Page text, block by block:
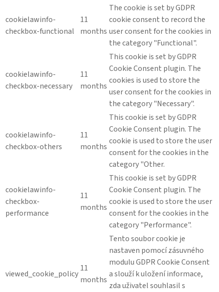
cookielawinfo-
checkbox-functional
11
months
The cookie is set by GDPR
cookie consent to record the
user consent for the cookies in
the category "Functional".
cookielawinfo-
checkbox-necessary
11
months
This cookie is set by GDPR
Cookie Consent plugin. The
cookies is used to store the
user consent for the cookies in
the category "Necessary".
cookielawinfo-
checkbox-others
11
months
This cookie is set by GDPR
Cookie Consent plugin. The
cookie is used to store the user
consent for the cookies in the
category "Other.
cookielawinfo-
checkbox-
performance
11
months
This cookie is set by GDPR
Cookie Consent plugin. The
cookie is used to store the user
consent for the cookies in the
category "Performance".
viewed_cookie_policy
11
months
Tento soubor cookie je
nastaven pomocí zásuvného
modulu GDPR Cookie Consent
a slouží k uložení informace,
zda uživatel souhlasil s